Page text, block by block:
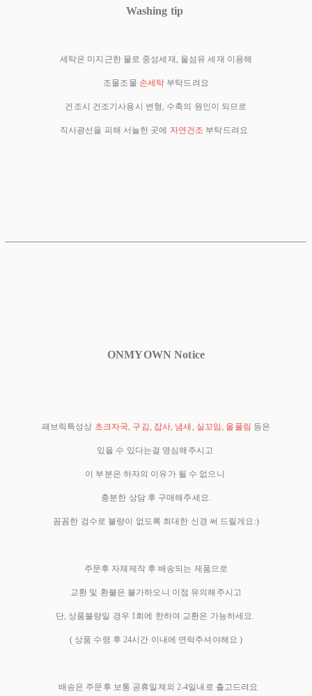
Washing tip
세탁은 미지근한 물로 중성세재, 울섬유 세재 이용해
조물조물 손세탁 부탁드려요
건조시 건조기사용시 변형, 수축의 원인이 되므로
직사광선을 피해 서늘한 곳에 자연건조 부탁드려요
ONMYOWN Notice
패브릭특성상 초크자국, 구김, 잡사, 냄새, 실꼬임, 올풀림 등은
있을 수 있다는걸 명심해주시고
이 부분은 하자의 이유가 될 수 없으니
충분한 상담 후 구매해주세요.
꼼꼼한 검수로 불량이 없도록 최대한 신경 써 드릴게요:)
주문후 자체제작 후 배송되는 제품으로
교환 및 환불은 불가하오니 이점 유의해주시고
단, 상품불량일 경우 1회에 한하여 교환은 가능하세요.
( 상품 수령 후 24시간 이내에 연락주셔야해요 )
배송은 주문후 보통 공휴일제외 2-4일내로 출고드려요